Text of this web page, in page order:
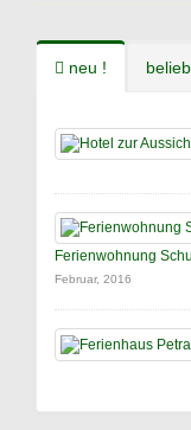
neu !
Ferienwohnung
Februar, 2016